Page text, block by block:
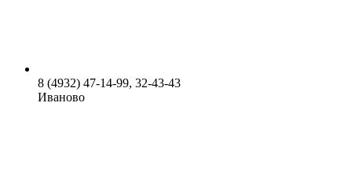
8 (4932) 47-14-99, 32-43-43
Иваново